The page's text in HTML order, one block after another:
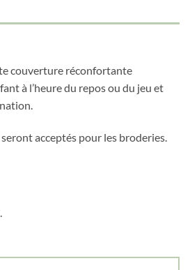
couverture réconfortante
à l’heure du repos ou du jeu et
acceptés pour les broderies.
10% de rabais
notre infolettre!